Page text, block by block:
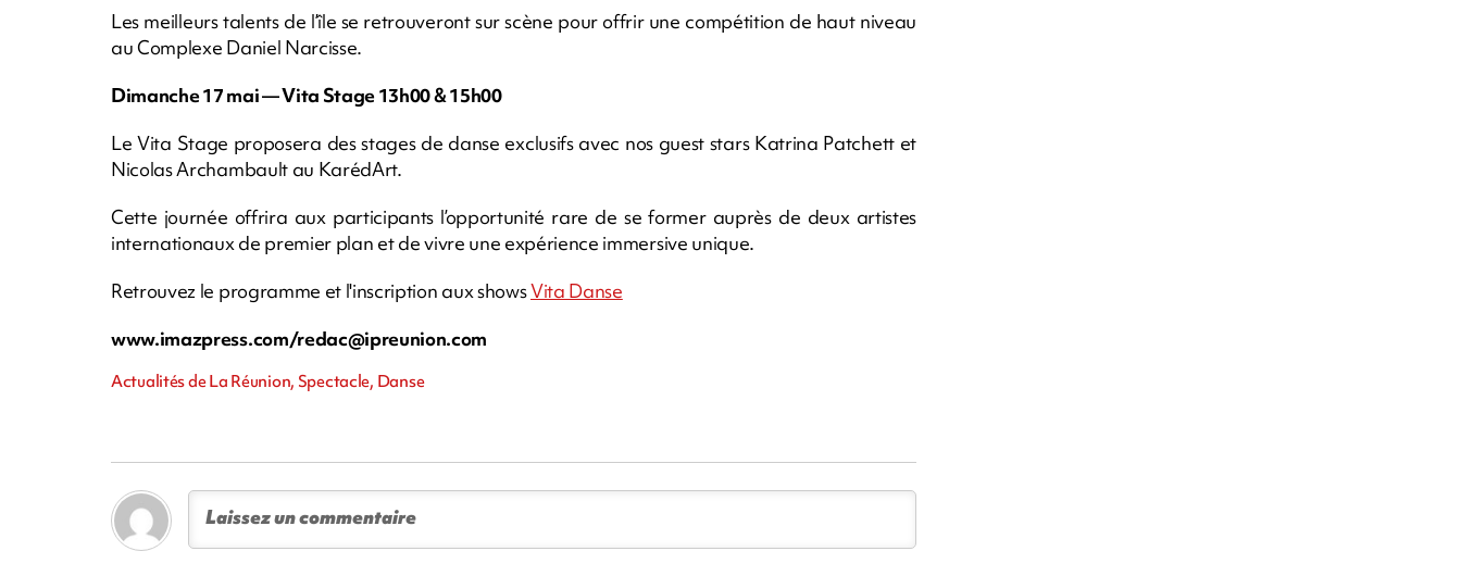
Les meilleurs talents de l’île se retrouveront sur scène pour offrir une compétition de haut niveau
au Complexe Daniel Narcisse.
Dimanche 17 mai — Vita Stage 13h00 & 15h00
Le Vita Stage proposera des stages de danse exclusifs avec nos guest stars Katrina Patchett et
Nicolas Archambault au KarédArt.
Cette journée offrira aux participants l’opportunité rare de se former auprès de deux artistes
internationaux de premier plan et de vivre une expérience immersive unique.
Retrouvez le programme et l'inscription aux showsVita Danse
www.imazpress.com/redac@ipreunion.com
Actualités de La Réunion, Spectacle, Danse